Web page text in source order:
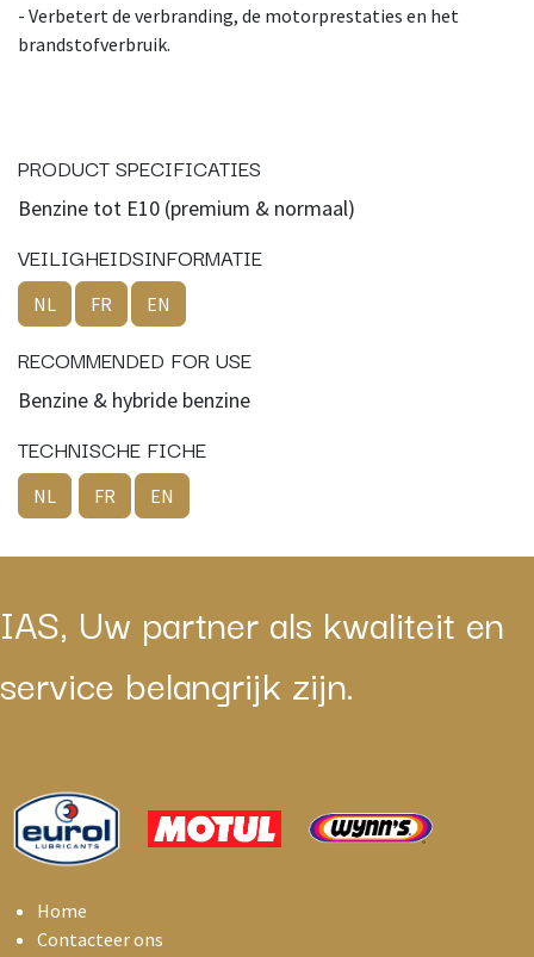
- Verbetert de verbranding, de motorprestaties en het
brandstofverbruik.
PRODUCT SPECIFICATIES
Benzine tot E10 (premium & normaal)
VEILIGHEIDSINFORMATIE
NL FR EN
RECOMMENDED FOR USE
Benzine & hybride benzine
TECHNISCHE FICHE
NL FR EN
IAS, Uw partner als kwaliteit en
service belangrijk zijn.
Home
Contacteer ons